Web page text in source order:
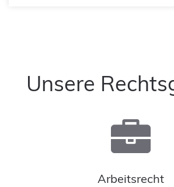
Unsere
Arbeitsrecht